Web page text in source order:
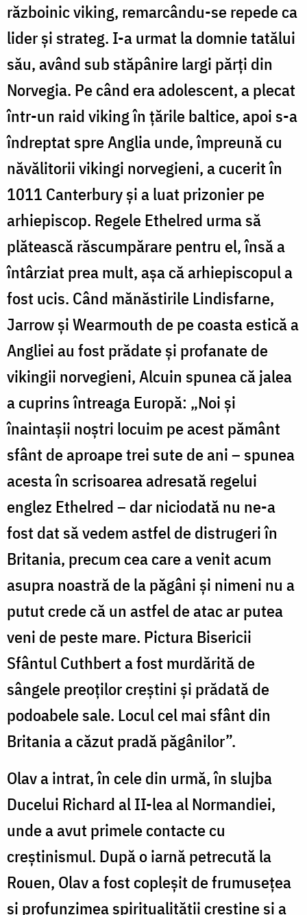
războinic viking, remarcându-se repede ca
lider și strateg. I-a urmat la domnie tatălui
său, având sub stăpânire largi părți din
Norvegia. Pe când era adolescent, a plecat
într-un raid viking în țările baltice, apoi s-a
îndreptat spre Anglia unde, împreună cu
năvălitorii vikingi norvegieni, a cucerit în
1011 Canterbury și a luat prizonier pe
arhiepiscop. Regele Ethelred urma să
plătească răscumpărare pentru el, însă a
întârziat prea mult, așa că arhiepiscopul a
fost ucis. Când mănăstirile Lindisfarne,
Jarrow și Wearmouth de pe coasta estică a
Angliei au fost prădate și profanate de
vikingii norvegieni, Alcuin spunea că jalea
a cuprins întreaga Europă: „Noi și
înaintașii noștri locuim pe acest pământ
sfânt de aproape trei sute de ani – spunea
acesta în scrisoarea adresată regelui
englez Ethelred – dar niciodată nu ne-a
fost dat să vedem astfel de distrugeri în
Britania, precum cea care a venit acum
asupra noastră de la păgâni și nimeni nu a
putut crede că un astfel de atac ar putea
veni de peste mare. Pictura Bisericii
Sfântul Cuthbert a fost murdărită de
sângele preoților creștini și prădată de
podoabele sale. Locul cel mai sfânt din
Britania a căzut pradă păgânilor”.
Olav a intrat, în cele din urmă, în slujba
Ducelui Richard al II-lea al Normandiei,
unde a avut primele contacte cu
creștinismul. După o iarnă petrecută la
Rouen, Olav a fost copleșit de frumusețea
și profunzimea spiritualității creștine și a